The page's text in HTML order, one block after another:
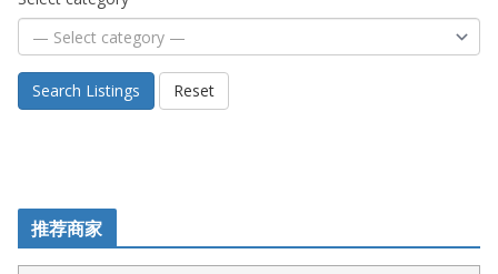
Search Listings Reset
推荐商家